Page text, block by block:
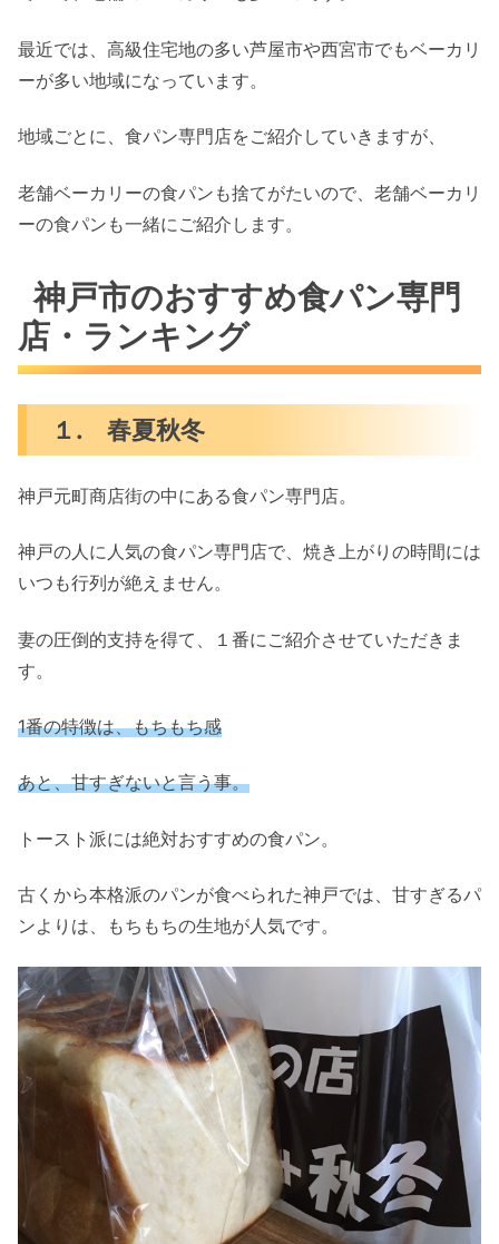
最近では、高級住宅地の多い芦屋市や西宮市でもベーカリ
ーが多い地域になっています。
地域ごとに、食パン専門店をご紹介していきますが、
老舗ベーカリーの食パンも捨てがたいので、老舗ベーカリ
ーの食パンも一緒にご紹介します。
神戸市のおすすめ食パン専門
店・ランキング
１. 春夏秋冬
神戸元町商店街の中にある食パン専門店。
神戸の人に人気の食パン専門店で、焼き上がりの時間には
いつも行列が絶えません。
妻の圧倒的支持を得て、１番にご紹介させていただきま
す。
1番の特徴は、もちもち感
あと、甘すぎないと言う事。
トースト派には絶対おすすめの食パン。
古くから本格派のパンが食べられた神戸では、甘すぎるパ
ンよりは、もちもちの生地が人気です。